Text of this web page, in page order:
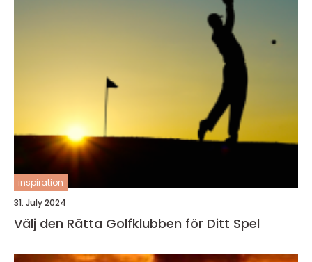
inspiration
31. July 2024
Välj den Rätta Golfklubben för Ditt Spel